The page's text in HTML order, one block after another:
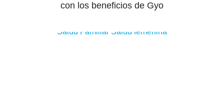
con los beneficios de Gyo
Salud Familiar Salud femenina